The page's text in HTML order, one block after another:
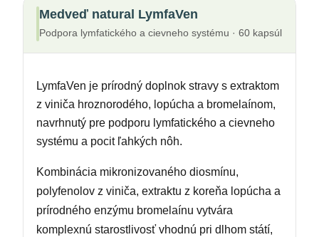
Medveď natural LymfaVen
Podpora lymfatického a cievneho systému · 60 kapsúl
LymfaVen je prírodný doplnok stravy s extraktom
z viniča hroznorodého, lopúcha a bromelaínom,
navrhnutý pre podporu lymfatického a cievneho
systému a pocit ľahkých nôh.
Kombinácia mikronizovaného diosmínu,
polyfenolov z viniča, extraktu z koreňa lopúcha a
prírodného enzýmu bromelaínu vytvára
komplexnú starostlivosť vhodnú pri dlhom státí,